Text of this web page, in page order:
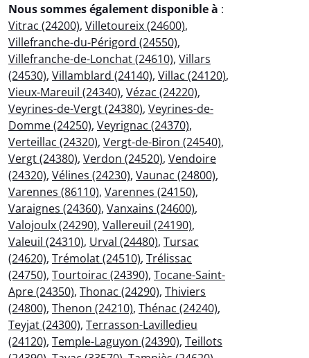
Nous sommes également disponible à :
Vitrac (24200), Villetoureix (24600),
Villefranche-du-Périgord (24550),
Villefranche-de-Lonchat (24610), Villars
(24530), Villamblard (24140), Villac (24120),
Vieux-Mareuil (24340), Vézac (24220),
Veyrines-de-Vergt (24380), Veyrines-de-
Domme (24250), Veyrignac (24370),
Verteillac (24320), Vergt-de-Biron (24540),
Vergt (24380), Verdon (24520), Vendoire
(24320), Vélines (24230), Vaunac (24800),
Varennes (86110), Varennes (24150),
Varaignes (24360), Vanxains (24600),
Valojoulx (24290), Vallereuil (24190),
Valeuil (24310), Urval (24480), Tursac
(24620), Trémolat (24510), Trélissac
(24750), Tourtoirac (24390), Tocane-Saint-
Apre (24350), Thonac (24290), Thiviers
(24800), Thenon (24210), Thénac (24240),
Teyjat (24300), Terrasson-Lavilledieu
(24120), Temple-Laguyon (24390), Teillots